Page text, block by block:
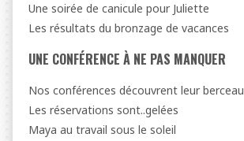
Une soirée de canicule pour Juliette
Les résultats du bronzage de vacances
UNE CONFÉRENCE À NE PAS MANQUER
Nos conférences découvrent leur berceau
Les réservations sont..gelées
Maya au travail sous le soleil